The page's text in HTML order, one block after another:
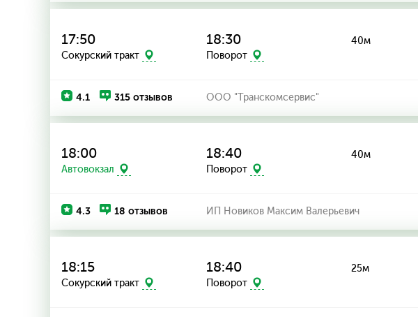
17:50
Сокурский тракт
18:30
Поворот
40м
4.1 315 отзывов ООО "Транскомсервис"
18:00
Автовокзал
18:40
Поворот
40м
4.3 18 отзывов ИП Новиков Максим Валерьевич
18:15
Сокурский тракт
18:40
Поворот
25м